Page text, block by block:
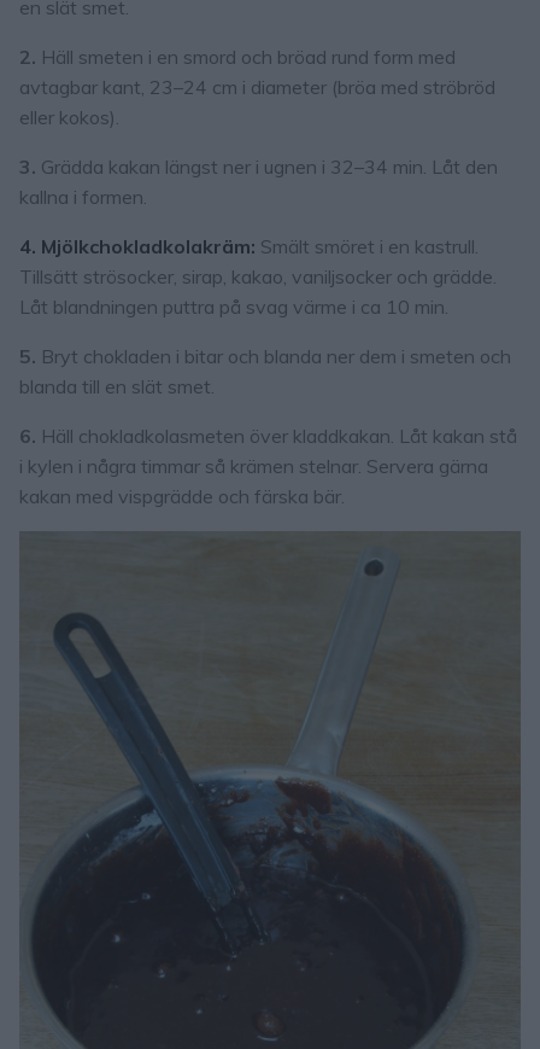
en slät smet.
2. Häll smeten i en smord och bröad rund form med
avtagbar kant, 23–24 cm i diameter (bröa med ströbröd
eller kokos).
3. Grädda kakan längst ner i ugnen i 32–34 min. Låt den
kallna i formen.
4. Mjölkchokladkolakräm: Smält smöret i en kastrull.
Tillsätt strösocker, sirap, kakao, vaniljsocker och grädde.
Låt blandningen puttra på svag värme i ca 10 min.
5. Bryt chokladen i bitar och blanda ner dem i smeten och
blanda till en slät smet.
6. Häll chokladkolasmeten över kladdkakan. Låt kakan stå
i kylen i några timmar så krämen stelnar. Servera gärna
kakan med vispgrädde och färska bär.